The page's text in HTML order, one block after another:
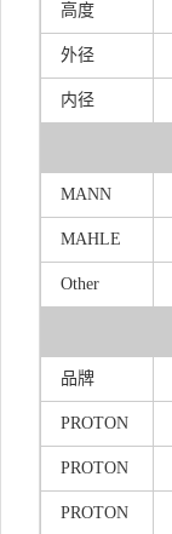
高度
外径
内径
MANN
MAHLE
Other
品牌
PROTON
PROTON
PROTON